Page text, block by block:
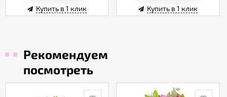
Купить в 1 клик Купить в 1 клик
Рекомендуем
посмотреть